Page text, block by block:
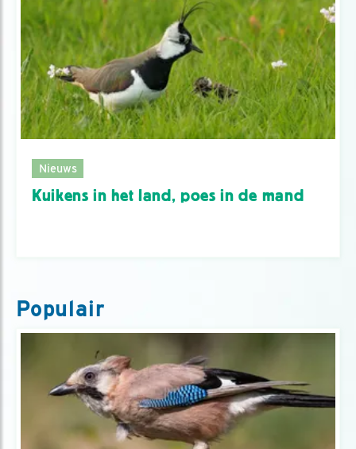
Nieuws
Kuikens in het land, poes in de mand
Populair